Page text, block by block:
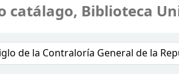
Biblioteca